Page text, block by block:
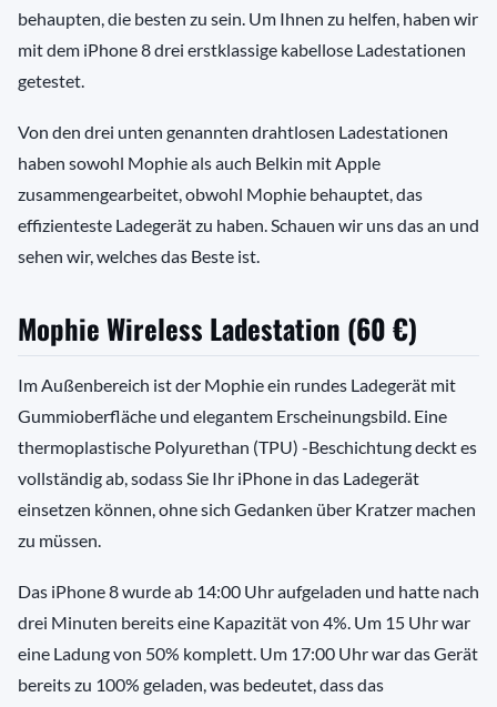
behaupten, die besten zu sein. Um Ihnen zu helfen, haben wir
mit dem iPhone 8 drei erstklassige kabellose Ladestationen
getestet.
Von den drei unten genannten drahtlosen Ladestationen
haben sowohl Mophie als auch Belkin mit Apple
zusammengearbeitet, obwohl Mophie behauptet, das
effizienteste Ladegerät zu haben. Schauen wir uns das an und
sehen wir, welches das Beste ist.
Mophie Wireless Ladestation (60 €)
Im Außenbereich ist der Mophie ein rundes Ladegerät mit
Gummioberfläche und elegantem Erscheinungsbild. Eine
thermoplastische Polyurethan (TPU) -Beschichtung deckt es
vollständig ab, sodass Sie Ihr iPhone in das Ladegerät
einsetzen können, ohne sich Gedanken über Kratzer machen
zu müssen.
Das iPhone 8 wurde ab 14:00 Uhr aufgeladen und hatte nach
drei Minuten bereits eine Kapazität von 4%. Um 15 Uhr war
eine Ladung von 50% komplett. Um 17:00 Uhr war das Gerät
bereits zu 100% geladen, was bedeutet, dass das